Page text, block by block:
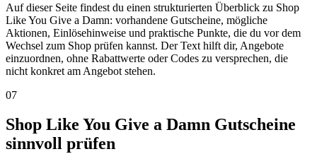
Auf dieser Seite findest du einen strukturierten Überblick zu Shop
Like You Give a Damn: vorhandene Gutscheine, mögliche
Aktionen, Einlösehinweise und praktische Punkte, die du vor dem
Wechsel zum Shop prüfen kannst. Der Text hilft dir, Angebote
einzuordnen, ohne Rabattwerte oder Codes zu versprechen, die
nicht konkret am Angebot stehen.
07
Shop Like You Give a Damn Gutscheine
sinnvoll prüfen